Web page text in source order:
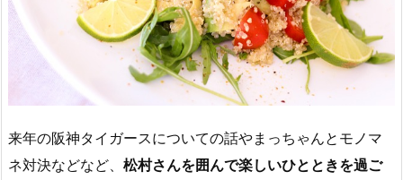
来年の阪神タイガースについての話やまっちゃんとモノマ
ネ対決などなど、 松村さんを囲んで楽しいひとときを過ご